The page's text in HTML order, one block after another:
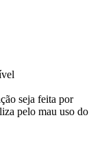
seja feita por
pelo mau uso do